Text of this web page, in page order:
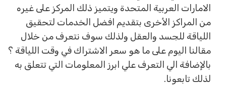
الامارات العربية المتحدة ويتميز ذلك المركز على غيره
من المراكز الأخرى بتقديم افضل الخدمات لتحقيق
اللياقة للجسد والعقل ولذلك سوف نتعرف من خلال
مقالنا اليوم على ما هو سعر الاشتراك في وقت اللياقة ؟
بالإضافة الي التعرف علي ابرز المعلومات التي تتعلق به
لذلك تابعونا.